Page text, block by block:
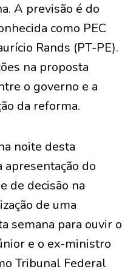
A previsão é do
como PEC
Rands (PT-PE).
na proposta
o governo e a
da reforma.
noite desta
apresentação do
de decisão na
de uma
semana para ouvir o
e o ex-ministro
Tribunal Federal